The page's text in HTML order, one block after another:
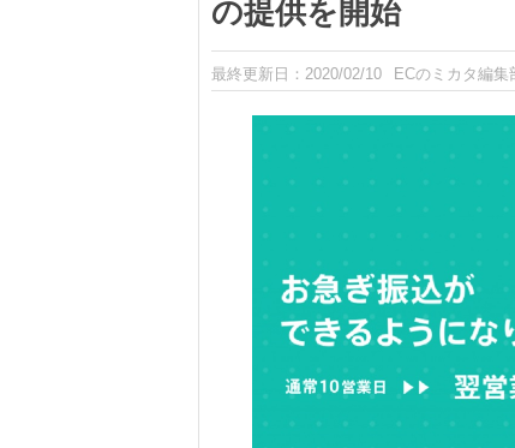
の提供を開始
最終更新日： 2020/02/10 ECのミカタ編集